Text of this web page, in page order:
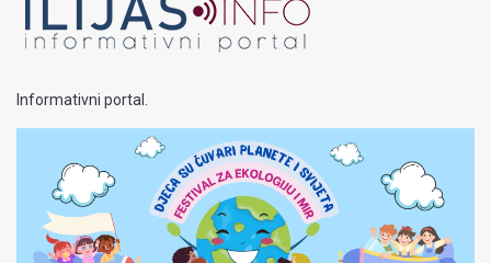
Informativni portal.